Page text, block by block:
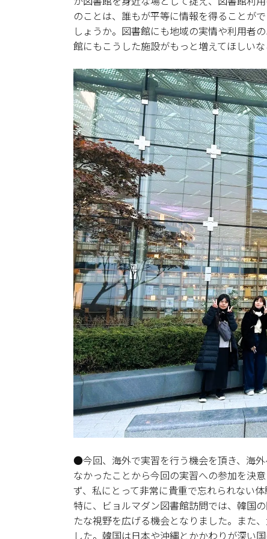
のことは、誰もが平等に情報を得ることが
しょうか。図書館にも地域の実情や利用者
館にもこうした施設がもっと増えてほしいな
●今回、海外で実習を行う機会を頂き、海
なかったことから今回の実習への参加を決
ず、私にとって非常に貴重で忘れられない体
特に、ビョルマダン図書館訪問では、韓国
たな視野を広げる機会となりました。また
した。韓国は日本や沖縄とかかわりが深い